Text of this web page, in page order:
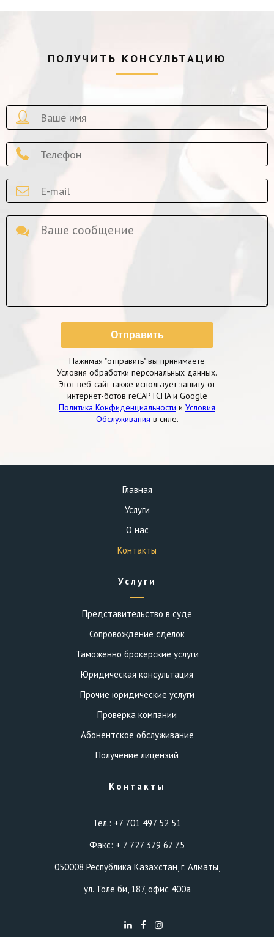
ПОЛУЧИТЬ КОНСУЛЬТАЦИЮ
Отправить
Нажимая "отправить" вы принимаете
Условия обработки персональных данных.
Этот веб-сайт также использует защиту от
интернет-ботов reCAPTCHA и Google
Политика Конфиденциальности и Условия
Обслуживания в силе.
Главная
Услуги
О нас
Контакты
Услуги
Представительство в суде
Сопровождение сделок
Таможенно брокерские услуги
Юридическая консультация
Прочие юридические услуги
Проверка компании
Абонентское обслуживание
Получение лицензий
Контакты
Тел.: +7 701 497 52 51
Факс: + 7 727 379 67 75
050008 Республика Казахстан, г. Алматы,
ул. Толе би, 187, офис 400а